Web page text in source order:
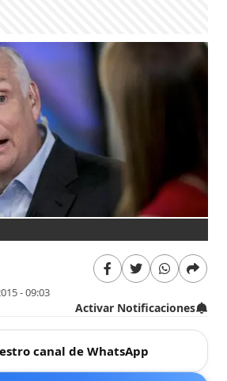
- 09:03
Activar Notificaciones
canal de WhatsApp